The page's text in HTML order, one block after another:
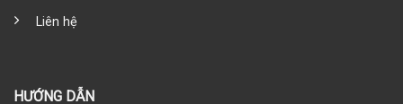
Liên hệ
HƯỚNG DẪN